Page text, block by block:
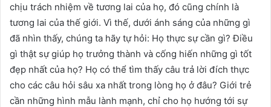
chịu trách nhiệm về tương lai của họ, đó cũng chính là
tương lai của thế giới. Vì thế, dưới ánh sáng của những gì
đã nhìn thấy, chúng ta hãy tự hỏi: Họ thực sự cần gì? Điều
gì thật sự giúp họ trưởng thành và cống hiến những gì tốt
đẹp nhất của họ? Họ có thể tìm thấy câu trả lời đích thực
cho các câu hỏi sâu xa nhất trong lòng họ ở đâu? Giới trẻ
cần những hình mẫu lành mạnh, chỉ cho họ hướng tới sự